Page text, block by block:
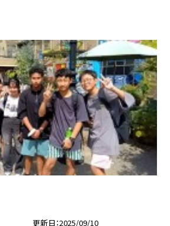
更新日 2025/09/10